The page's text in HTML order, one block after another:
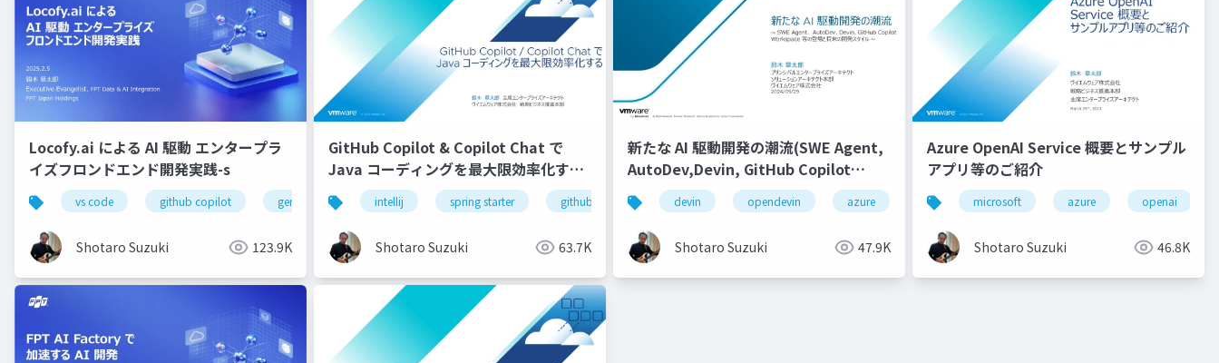
Locofy.ai による AI 駆動 エンタープラ
イズフロンドエンド開発実践-s
vs code github copilot gemini locofy.ai figma enterprise ui/ux designer & developer collaboration fpt fpt ai factory nvidia
Shotaro Suzuki 123.9K
GitHub Copilot & Copilot Chat で
Java コーディングを最大限効率化する-
配布用intellij spring starter github github copilot github copilot chat visual studio code java spring boot
Shotaro Suzuki 63.7K
新たな AI 駆動開発の潮流(SWE Agent,
AutoDev,Devin, GitHub Copilot
Workspace等)
devin opendevin azure autodev github github copilot
Shotaro Suzuki 47.9K
Azure OpenAI Service 概要とサンプル
アプリ等のご紹介
microsoft azure openai
Shotaro Suzuki 46.8K